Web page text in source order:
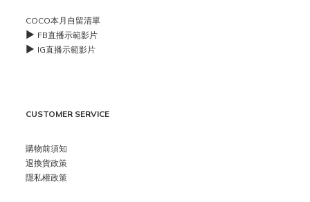
COCO本月自留清單
▶️ FB直播示範影片
▶️ IG直播示範影片
CUSTOMER SERVICE
購物前須知
退換貨政策
隱私權政策